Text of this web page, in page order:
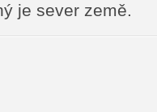
je sever země.